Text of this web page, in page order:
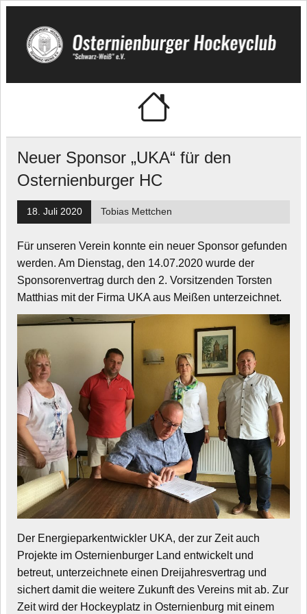
Skip
content
Osternienburger
Hockeyclub
Neuer Sponsor „UKA“ für den
Osternienburger HC
18. Juli 2020 Tobias Mettchen
Für unseren Verein konnte ein neuer Sponsor gefunden
werden. Am Dienstag, den 14.07.2020 wurde der
Sponsorenvertrag durch den 2. Vorsitzenden Torsten
Matthias mit der Firma UKA aus Meißen unterzeichnet.
Der Energieparkentwickler UKA, der zur Zeit auch
Projekte im Osternienburger Land entwickelt und
betreut, unterzeichnete einen Dreijahresvertrag und
sichert damit die weitere Zukunft des Vereins mit ab. Zur
Zeit wird der Hockeyplatz in Osternienburg mit einem